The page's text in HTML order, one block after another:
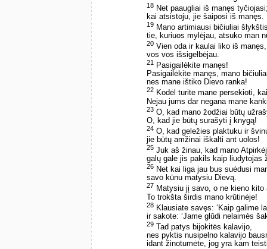
18 Net paaugliai iš manęs
kai atsistoju, jie šaiposi iš manęs.
19 Mano artimiausi bičiuliai
tie, kuriuos mylėjau, atsuko man
20 Vien oda ir kaulai liko iš manęs,
vos vos išsigelbėjau.
21
Pasigailėkite manęs!
Pasigailėkite manęs, mano
nes mane ištiko Dievo ranka!
22 Kodėl turite mane persekioti,
Nejau jums dar negana mane
23 O, kad mano žodžiai būtų
O, kad jie būtų surašyti į knygą!
24 O, kad geležies plaktuku ir
jie būtų amžinai iškalti ant uolos!
25 Juk aš žinau, kad mano
galų gale jis pakils kaip liudytojas
26 Net kai liga jau bus suėdusi
savo kūnu matysiu Dievą.
27 Matysiu jį savo, o ne kieno kito
To trokšta širdis mano krūtinėje!
28 Klausiate savęs: ‘Kaip galime
ir sakote: ‘Jame glūdi nelaimės
29 Tad patys bijokitės kalavijo,
nes pyktis nusipelno kalavijo
idant žinotumėte, jog yra kam